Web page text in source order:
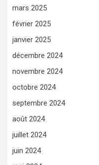
mars 2025
février 2025
janvier 2025
décembre 2024
novembre 2024
octobre 2024
septembre 2024
août 2024
juillet 2024
juin 2024